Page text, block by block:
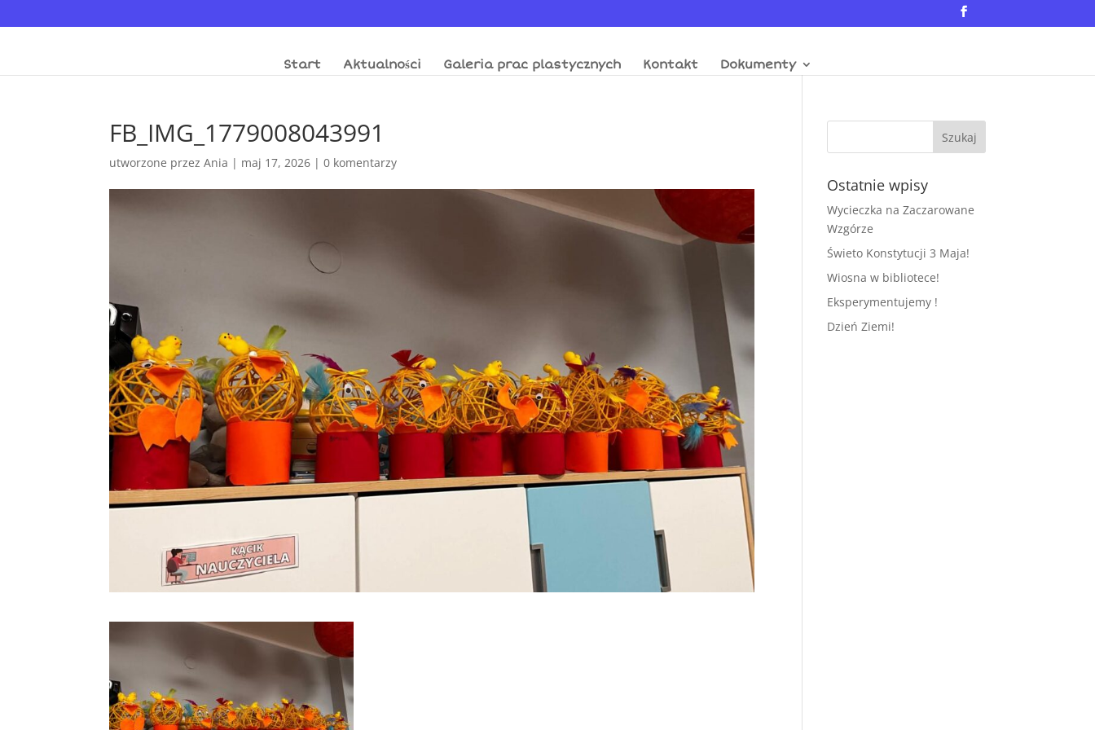
Start Aktualności Galeria prac plastycznych Kontakt Dokumenty
FB_IMG_1779008043991
utworzone przezAnia | maj 17, 2026 |0 komentarzy
Ostatnie wpisy
Wycieczka na Zaczarowane
Wzgórze
Świeto Konstytucji 3 Maja!
Wiosna w bibliotece!
Eksperymentujemy !
Dzień Ziemi!